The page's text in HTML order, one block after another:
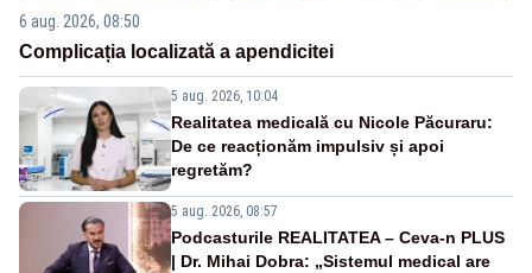
6 aug. 2026, 08:50
Complicația localizată a apendicitei
5 aug. 2026, 10:04
Realitatea medicală cu Nicole Păcuraru:
De ce reacționăm impulsiv și apoi
regretăm?
5 aug. 2026, 08:57
Podcasturile REALITATEA – Ceva-n PLUS
| Dr. Mihai Dobra: „Sistemul medical are